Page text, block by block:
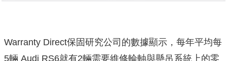
Warranty Direct保固研究公司的數據顯示，每年平均每
5輛 Audi RS6就有2輛需要維修輪軸與懸吊系統上的零